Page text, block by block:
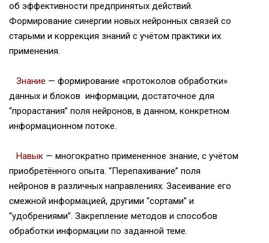
об эффективности предпринятых действий.
Формирование синергии новых нейронных связей со
старыми и коррекция знаний с учётом практики их
применения.
Знание — формирование «протоколов обработки»
данных и блоков информации, достаточное для
“прорастания” поля нейронов, в данном, конкретном
информационном потоке.
Навык — многократно примененное знание, с учётом
приобретённого опыта. “Перепахивание” поля
нейронов в различных направлениях. Засеивание его
смежной информацией, другими “сортами” и
“удобрениями”. Закрепление методов и способов
обработки информации по заданной теме.